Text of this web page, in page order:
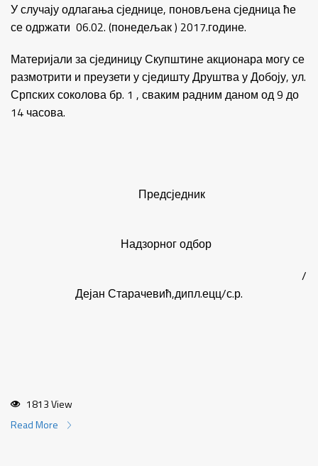
У случају одлагања сједнице, поновљена сједница ће
се одржати 06.02. (понедељак ) 2017.године.
Материјали за сјединицу Скупштине акционара могу се
размотрити и преузети у сједишту Друштва у Добоју, ул.
Српских соколова бр. 1 , сваким радним даном од 9 до
14 часова.
Предсједник
Надзорног одбор
/
Дејан Старачевић,дипл.ецц/с.р.
1813 View
Read More